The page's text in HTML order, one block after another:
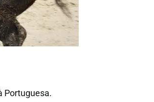
Portuguesa.